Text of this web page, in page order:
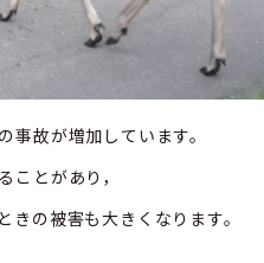
事故が増加しています。
ことがあり，
の被害も大きくなります。